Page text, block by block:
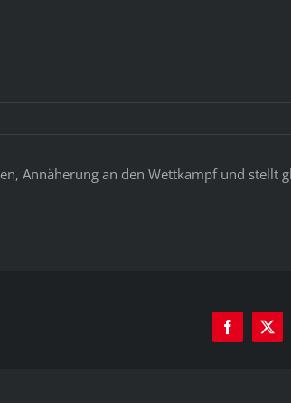
Annäherung an den Wettkampf und stellt
Facebook
X